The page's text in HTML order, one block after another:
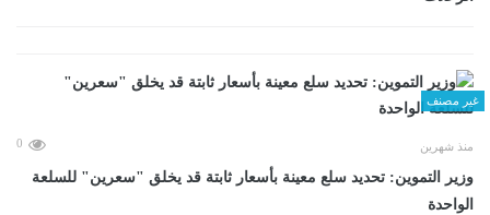
غير مصنف
منذ شهرين 0
وزير التموين: تحديد سلع معينة بأسعار ثابتة قد يخلق "سعرين" للسلعة
الواحدة